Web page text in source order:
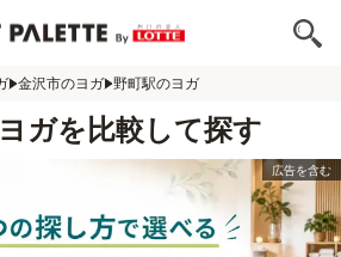
金沢市のヨガ 野町駅のヨガ
ガを比較して探す